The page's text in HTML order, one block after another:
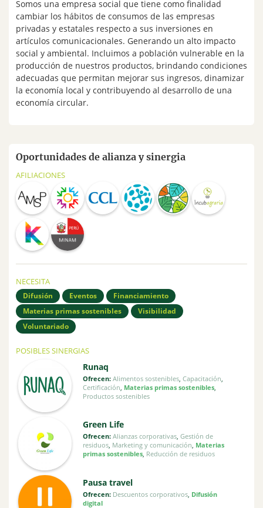
Somos una empresa social que tiene como finalidad
cambiar los hábitos de consumos de las empresas
privadas y estatales respecto a sus inversiones en
artículos comunicacionales. Generando un alto impacto
social y ambiental. Incluimos a población vulnerable en la
producción de nuestros productos, brindando condiciones
adecuadas que permitan mejorar sus ingresos, dinamizar
la economía local y contribuyendo al desarrollo de una
economía circular.
Oportunidades de alianza y sinergia
AFILIACIONES
NECESITA
Difusión Eventos
Financiamiento
Materias primas sostenibles
Visibilidad
Voluntariado
POSIBLES SINERGIAS
Runaq
Ofrecen: Alimentos sostenibles, Capacitación
Certificación Materias primas sostenibles,
Productos sostenibles
Green Life
Ofrecen: Alianzas corporativas, Gestión de
residuos, Marketing y comunicación, Materias
primas sostenibles, Reducción de residuos
Pausa travel
Ofrecen: Descuentos corporativos, Difusión
digital